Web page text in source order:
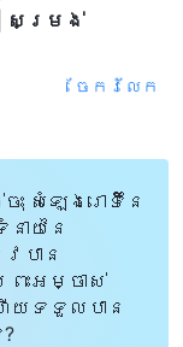
| សម្រង់
ចែក​រំលែក
សំឡេងរោទិ៍នៃ
ាយនៃ
បាន
ះអម្ចាស់
យទទួលបាន